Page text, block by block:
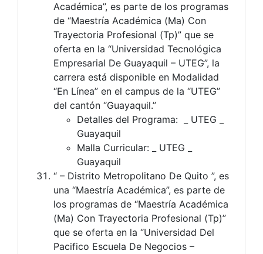
Académica”, es parte de los programas
de “Maestría Académica (Ma) Con
Trayectoria Profesional (Tp)” que se
oferta en la “Universidad Tecnológica
Empresarial De Guayaquil – UTEG”, la
carrera está disponible en Modalidad
“En Línea” en el campus de la “UTEG”
del cantón “Guayaquil.”
Detalles del Programa: _ UTEG _
Guayaquil
Malla Curricular: _ UTEG _
Guayaquil
“ – Distrito Metropolitano De Quito ”, es
una “Maestría Académica”, es parte de
los programas de “Maestría Académica
(Ma) Con Trayectoria Profesional (Tp)”
que se oferta en la “Universidad Del
Pacifico Escuela De Negocios –